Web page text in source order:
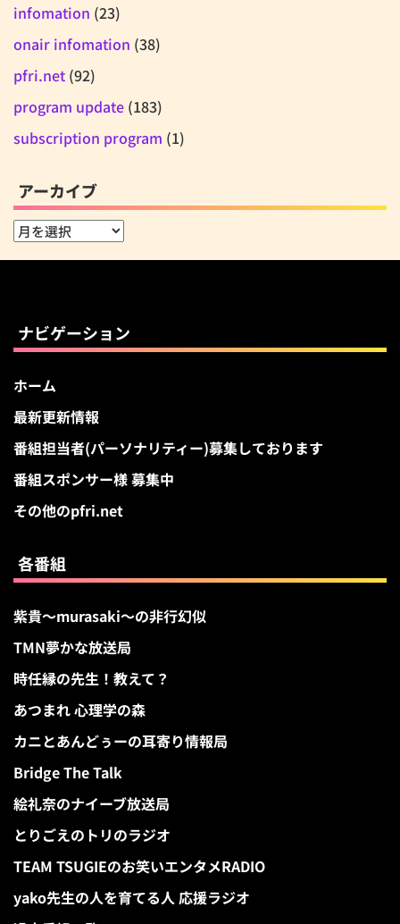
infomation (23)
onair infomation (38)
pfri.net (92)
program update (183)
subscription program (1)
アーカイブ
ア
ナビゲーション
ホーム
最新更新情報
番組担当者(パーソナリティー)募集しております
番組スポンサー様 募集中
その他のpfri.net
各番組
紫貴～murasaki～の非行幻似
TMN夢かな放送局
時任縁の先生！教えて？
あつまれ 心理学の森
カニとあんどぅーの耳寄り情報局
Bridge The Talk
絵礼奈のナイーブ放送局
とりごえのトリのラジオ
TEAM TSUGIEのお笑いエンタメRADIO
yako先生の人を育てる人 応援ラジオ